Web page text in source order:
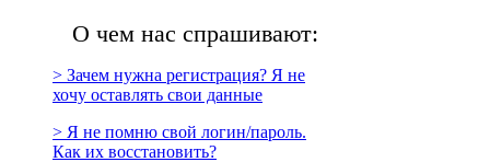
О чем нас спрашивают:
> Зачем нужна регистрация? Я не
хочу оставлять свои данные
> Я не помню свой логин/пароль.
Как их восстановить?